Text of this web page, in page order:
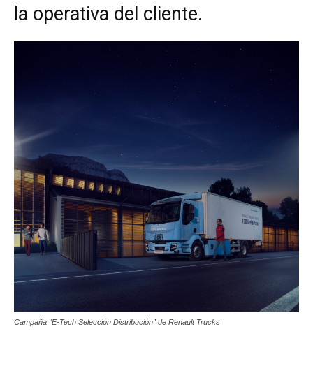
la operativa del cliente.
Campaña “E‑Tech Selección Distribución” de Renault Trucks